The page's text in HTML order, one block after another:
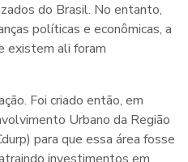
do Brasil. No entanto,
políticas e econômicas, a
existem ali foram
Foi criado então, em
Urbano da Região
para que essa área fosse